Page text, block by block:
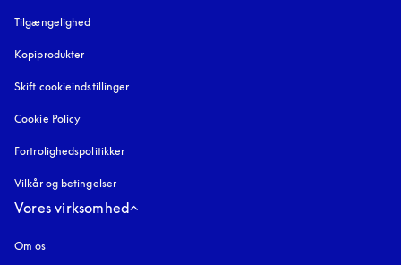
Tilgængelighed
Kopiprodukter
Skift cookieindstillinger
Cookie Policy
Fortrolighedspolitikker
Vilkår og betingelser
Vores virksomhed
Om os